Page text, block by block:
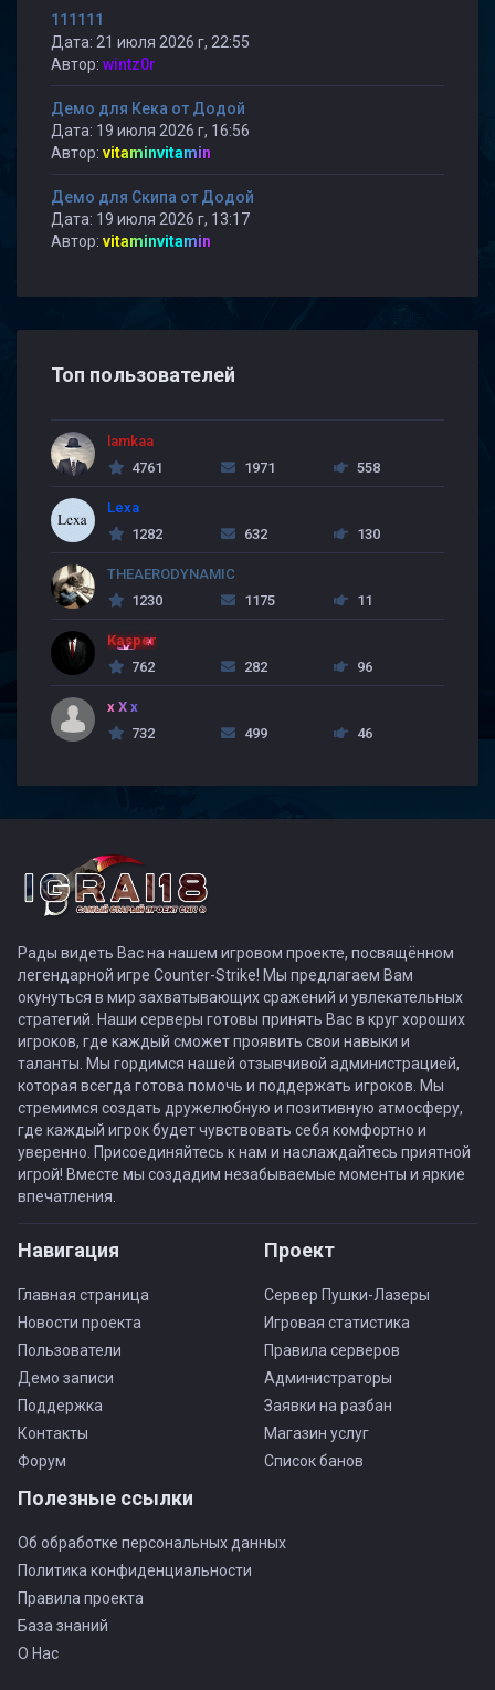
111111
Дата: 21 июля 2026 г, 22:55
Автор: wintz0r
Демо для Кека от Додой
Дата: 19 июля 2026 г, 16:56
Автор: vitaminvitamin
Демо для Скипа от Додой
Дата: 19 июля 2026 г, 13:17
Автор: vitaminvitamin
Топ пользователей
lamkaa
4761
1971 558
Lexa
1282
632 130
THEAERODYNAMIC
1230
1175 11
Kasper
762
282 96
x X x
732
499 46
Рады видеть Вас на нашем игровом проекте, посвящённом
легендарной игре Counter-Strike! Мы предлагаем Вам
окунуться в мир захватывающих сражений и увлекательных
стратегий. Наши серверы готовы принять Вас в круг хороших
игроков, где каждый сможет проявить свои навыки и
таланты. Мы гордимся нашей отзывчивой администрацией,
которая всегда готова помочь и поддержать игроков. Мы
стремимся создать дружелюбную и позитивную атмосферу,
где каждый игрок будет чувствовать себя комфортно и
уверенно. Присоединяйтесь к нам и наслаждайтесь приятной
игрой! Вместе мы создадим незабываемые моменты и яркие
впечатления.
Навигация
Главная страница
Новости проекта
Пользователи
Демо записи
Поддержка
Контакты
Форум
Проект
Сервер Пушки-Лазеры
Игровая статистика
Правила серверов
Администраторы
Заявки на разбан
Магазин услуг
Список банов
Полезные ссылки
Об обработке персональных данных
Политика конфиденциальности
Правила проекта
База знаний
О Нас